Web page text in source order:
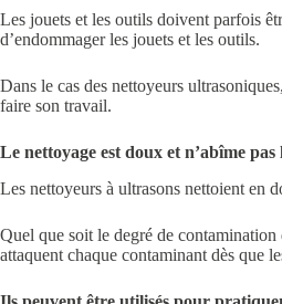
Les jouets et les outils doivent parfois
d’endommager les jouets et les outils.
Dans le cas des nettoyeurs
faire son travail.
Le nettoyage est doux et n’abîme pas
Les nettoyeurs à ultrasons nettoient en
Quel que soit le degré de contamination
attaquent chaque contaminant dès que